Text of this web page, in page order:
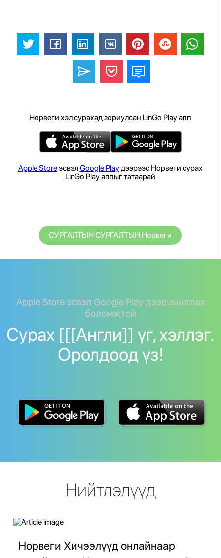
Норвеги хэл сурахад зориулсан LinGo Play апп
Apple StoreэсвэлGoogle Playдээрээс Норвеги сурах
LinGo Play аппыг татаарай
СУРГАЛТЫН СУРГАЛТЫН Норвеги
Apple Store эсвэл Google Play дээр ашиглах
боломжтой
Сурах [[[Англи]] үг, хэллэг.
Оролдоод үз!
Нийтлэлүүд
Норвеги Хичээлүүд онлайнаар